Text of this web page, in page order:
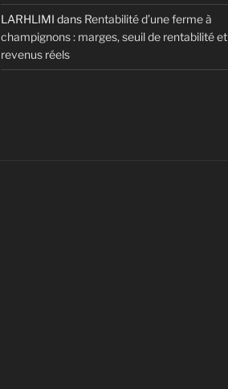
LARHLIMI dans Rentabilité d’une ferme à
champignons : marges, seuil de rentabilité et
revenus réels